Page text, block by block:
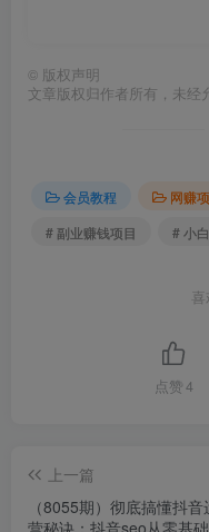
© 版权声明
文章版权归作者所有，未经
会员教程
网赚
# 副业赚钱项目
# 小
点赞 4
上一篇
（8055期）彻底搞懂抖音
营秘诀：抖音seo从零基